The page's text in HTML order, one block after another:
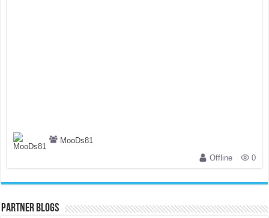
MooDs81
Offline
0
Partner Blogs